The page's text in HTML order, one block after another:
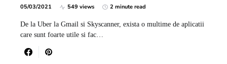
05/03/2021 549 views 2 minute read
De la Uber la Gmail si Skyscanner, exista o multime de aplicatii
care sunt foarte utile si fac…